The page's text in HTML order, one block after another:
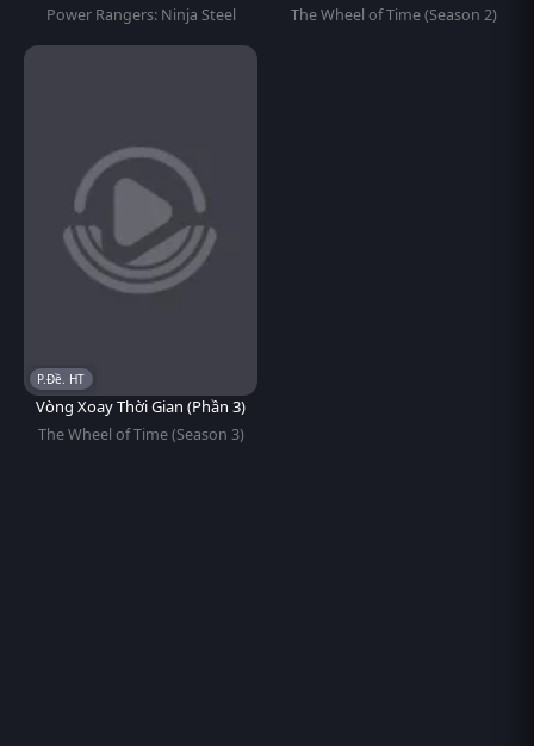
Power Rangers: Ninja Steel The Wheel of Time (Season 2)
P.Đề. HT
Vòng Xoay Thời Gian (Phần 3)
The Wheel of Time (Season 3)